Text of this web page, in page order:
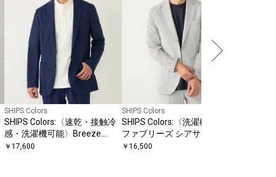
SHIPS Colors
SHIPS Colors:〈速乾・接触冷
感・洗濯機可能〉Breeze
Cool(R) ジャケット◇
￥ 17,600
SHIPS Colors
SHIPS Colors:〈洗濯機可能〉
ファブリーズ シアサッカー ジ
ャケット(セットアップ対応)◇
￥ 16,500